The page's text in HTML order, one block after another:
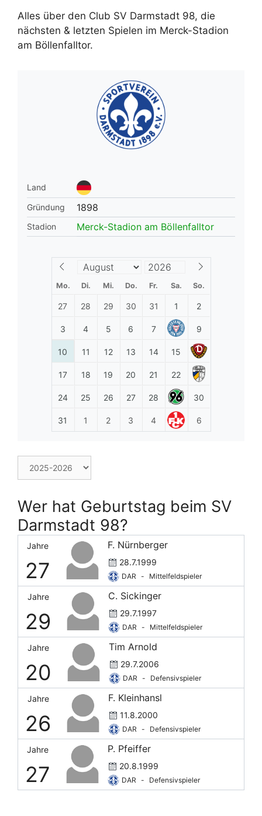
Alles über den Club SV Darmstadt 98, die
nächsten & letzten Spielen im Merck-Stadion
am Böllenfalltor.
Land
Gründung
1898
Stadion Merck-Stadion am Böllenfalltor
Mo. Di. Mi. Do. Fr. Sa. So.
27 28 29 30 31 1 2
3 4 5 6 7 9
10 11 12 13 14 15
17 18 19 20 21 22
24 25 26 27 28 30
31 1 2 3 4 6
Wer hat Geburtstag beim SV
Darmstadt 98?
Jahre
27
F. Nürnberger
28.7.1999
DAR - Mittelfeldspieler
Jahre
29
C. Sickinger
29.7.1997
DAR - Mittelfeldspieler
Jahre
20
Tim Arnold
29.7.2006
DAR - Defensivspieler
Jahre
26
F. Kleinhansl
11.8.2000
DAR - Defensivspieler
Jahre
27
P. Pfeiffer
20.8.1999
DAR - Defensivspieler